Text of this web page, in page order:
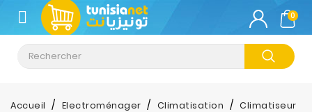
CATÉGORIE
Climatisation
Informatique
0
Accueil Electroménager Climatisation
Climatiseur